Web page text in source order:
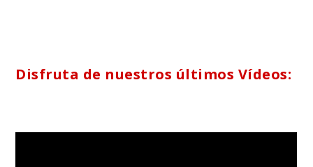
Disfruta de nuestros últimos Vídeos: